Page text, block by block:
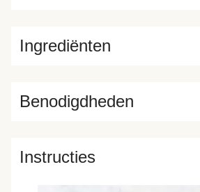
Ingrediënten
Benodigdheden
Instructies